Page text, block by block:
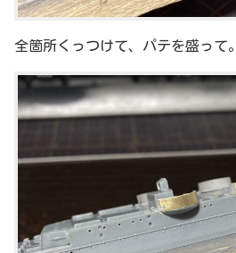
全箇所くっつけて、パテを盛って。